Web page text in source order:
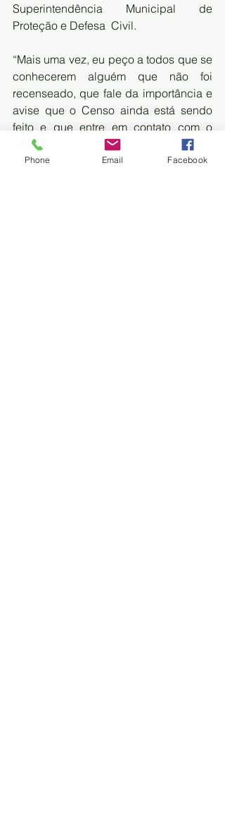
Superintendência Municipal de
Proteção e Defesa  Civil.
“Mais uma vez, eu peço a todos que se
conhecerem alguém que não foi
recenseado, que fale da importância e
avise que o Censo ainda está sendo
feito e que entre em contato com o
IBGE”, concluiu o prefeito.
Phone Email Facebook